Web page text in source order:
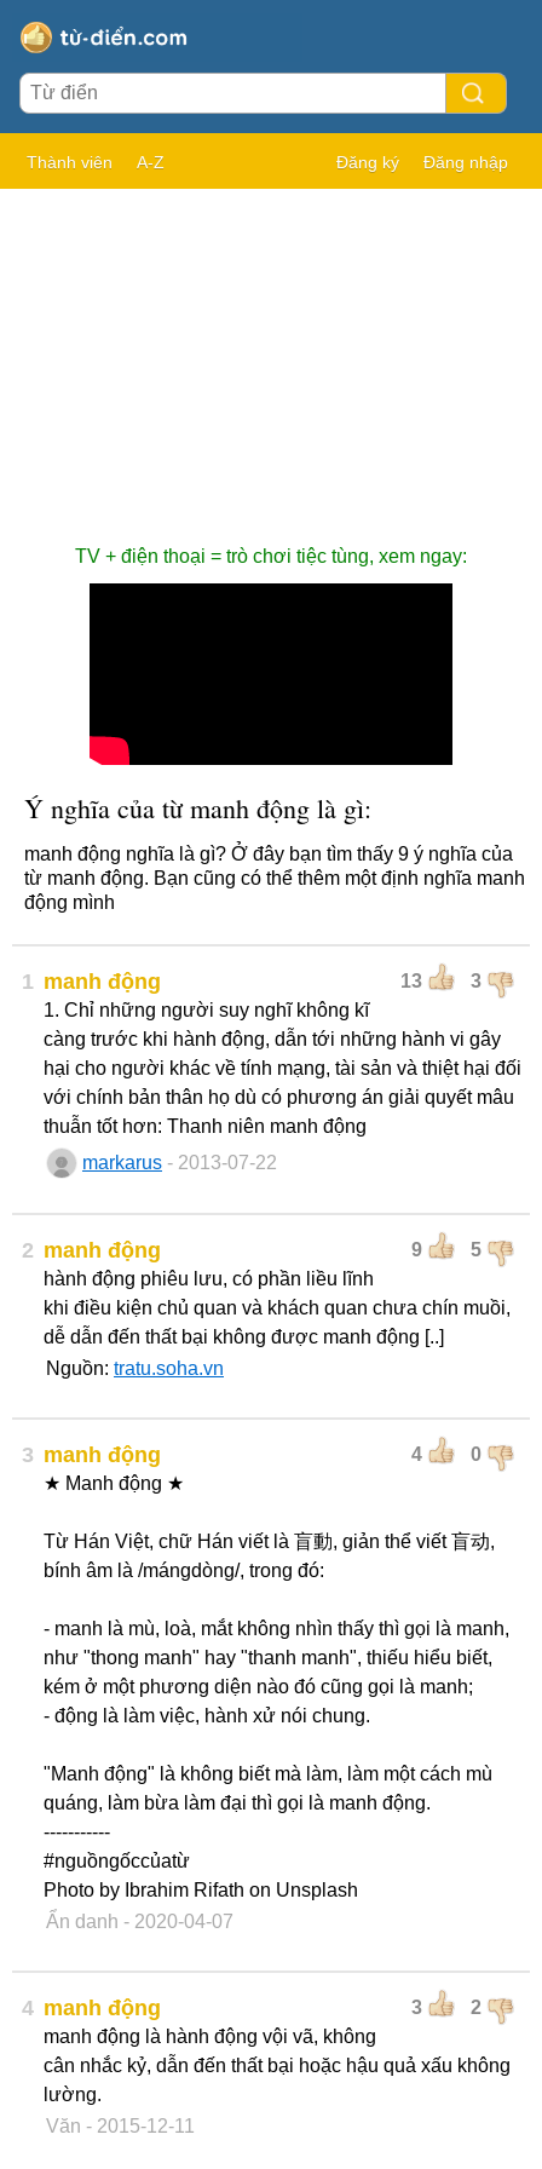
Thành viên A-Z Đăng ký Đăng nhập
TV + điện thoại = trò chơi tiệc tùng, xem ngay:
Ý nghĩa của từ manh động là gì:
manh động nghĩa là gì? Ở đây bạn tìm thấy 9 ý nghĩa của
từ manh động. Bạn cũng có thể thêm một định nghĩa manh
động mình
1 13 3
manh động
1. Chỉ những người suy nghĩ không kĩ
càng trước khi hành động, dẫn tới những hành vi gây
hại cho người khác về tính mạng, tài sản và thiệt hại đối
với chính bản thân họ dù có phương án giải quyết mâu
thuẫn tốt hơn: Thanh niên manh động
markarus - 2013-07-22
2 9 5
manh động
hành động phiêu lưu, có phần liều lĩnh
khi điều kiện chủ quan và khách quan chưa chín muồi,
dễ dẫn đến thất bại không được manh động [..]
Nguồn: tratu.soha.vn
3 4 0
manh động
★ Manh động ★
Từ Hán Việt, chữ Hán viết là 盲動, giản thể viết 盲动,
bính âm là /mángdòng/, trong đó:
- manh là mù, loà, mắt không nhìn thấy thì gọi là manh,
như "thong manh" hay "thanh manh", thiếu hiểu biết,
kém ở một phương diện nào đó cũng gọi là manh;
- động là làm việc, hành xử nói chung.
"Manh động" là không biết mà làm, làm một cách mù
quáng, làm bừa làm đại thì gọi là manh động.
-----------
#nguồngốccủatừ
Photo by Ibrahim Rifath on Unsplash
Ẩn danh - 2020-04-07
4 3 2
manh động
manh động là hành động vội vã, không
cân nhắc kỷ, dẫn đến thất bại hoặc hậu quả xấu không
lường.
Văn - 2015-12-11